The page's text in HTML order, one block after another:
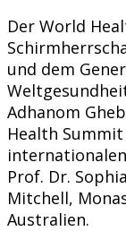
Der World
und dem
Adhanom
Health Summit
Prof. Dr.
Mitchell,
Australien.